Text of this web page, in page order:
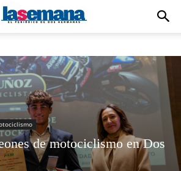
de motociclismo en Dos